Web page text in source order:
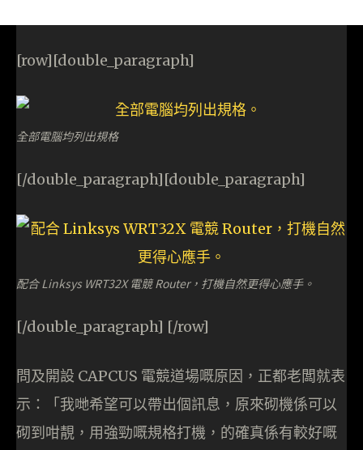
[row][double_paragraph]
全部電腦均列出規格
[/double_paragraph][double_paragraph]
配合 Linksys WRT32X 電競 Router，打機自然更得心應手。
[/double_paragraph] [/row]
問及開設 CAPCUS 電競道場嘅原因，正都老闆就表
示：「我哋希望可以帶出個訊息，原來砌機係可以
砌到咁靚，用強勁嘅規格打機，的確真係有較好嘅